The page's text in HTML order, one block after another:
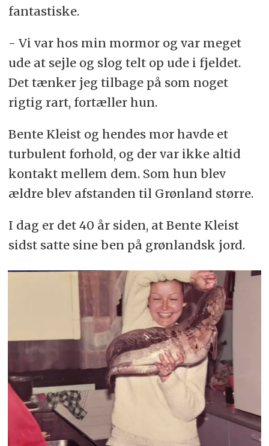
fantastiske.
- Vi var hos min mormor og var meget
ude at sejle og slog telt op ude i fjeldet.
Det tænker jeg tilbage på som noget
rigtig rart, fortæller hun.
Bente Kleist og hendes mor havde et
turbulent forhold, og der var ikke altid
kontakt mellem dem. Som hun blev
ældre blev afstanden til Grønland større.
I dag er det 40 år siden, at Bente Kleist
sidst satte sine ben på grønlandsk jord.